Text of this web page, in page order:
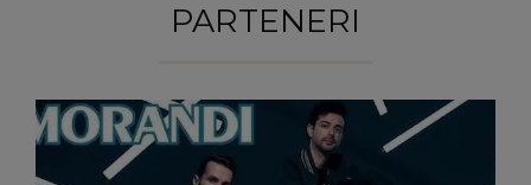
PARTENERI